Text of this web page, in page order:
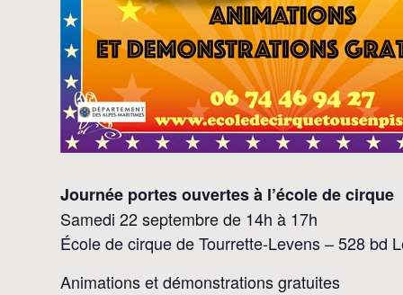
Journée portes ouvertes à l’école de cirque
Samedi 22 septembre de 14h à 17h
École de cirque de Tourrette-Levens – 528 bd
Animations et démonstrations gratuites